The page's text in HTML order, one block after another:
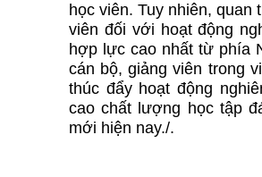
học viên. Tuy nhiên,
viên đối với hoạt động
hợp lực cao nhất từ phía
cán bộ, giảng viên trong
thúc đẩy hoạt động
cao chất lượng học tập
mới hiện nay./.